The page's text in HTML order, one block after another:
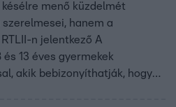
menő küzdelmét
hanem a
n jelentkező A
13 éves gyermekek
akik bebizonyíthatják, hogy